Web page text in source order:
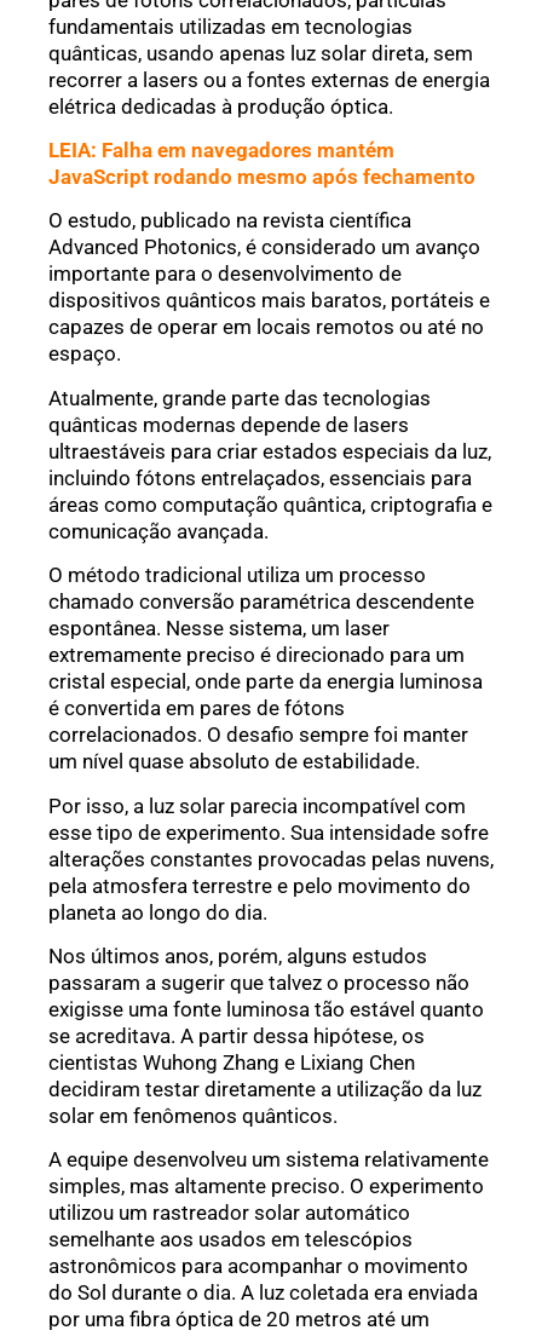
fundamentais utilizadas em tecnologias
quânticas, usando apenas luz solar direta, sem
recorrer a lasers ou a fontes externas de energia
elétrica dedicadas à produção óptica.
LEIA: Falha em navegadores mantém
JavaScript rodando mesmo após fechamento
O estudo, publicado na revista científica
Advanced Photonics, é considerado um avanço
importante para o desenvolvimento de
dispositivos quânticos mais baratos, portáteis e
capazes de operar em locais remotos ou até no
espaço.
Atualmente, grande parte das tecnologias
quânticas modernas depende de lasers
ultraestáveis para criar estados especiais da luz,
incluindo fótons entrelaçados, essenciais para
áreas como computação quântica, criptografia e
comunicação avançada.
O método tradicional utiliza um processo
chamado conversão paramétrica descendente
espontânea. Nesse sistema, um laser
extremamente preciso é direcionado para um
cristal especial, onde parte da energia luminosa
é convertida em pares de fótons
correlacionados. O desafio sempre foi manter
um nível quase absoluto de estabilidade.
Por isso, a luz solar parecia incompatível com
esse tipo de experimento. Sua intensidade sofre
alterações constantes provocadas pelas nuvens,
pela atmosfera terrestre e pelo movimento do
planeta ao longo do dia.
Nos últimos anos, porém, alguns estudos
passaram a sugerir que talvez o processo não
exigisse uma fonte luminosa tão estável quanto
se acreditava. A partir dessa hipótese, os
cientistas Wuhong Zhang e Lixiang Chen
decidiram testar diretamente a utilização da luz
solar em fenômenos quânticos.
A equipe desenvolveu um sistema relativamente
simples, mas altamente preciso. O experimento
utilizou um rastreador solar automático
semelhante aos usados em telescópios
astronômicos para acompanhar o movimento
do Sol durante o dia. A luz coletada era enviada
por uma fibra óptica de 20 metros até um